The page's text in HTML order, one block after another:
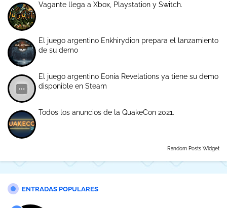
Vagante llega a Xbox, Playstation y Switch.
El juego argentino Enkhirydion prepara el lanzamiento
de su demo
El juego argentino Eonia Revelations ya tiene su demo
disponible en Steam
Todos los anuncios de la QuakeCon 2021.
Random Posts Widget
ENTRADAS POPULARES